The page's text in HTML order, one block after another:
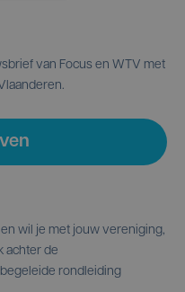
van Focus en WTV met
wil je met jouw vereniging,
achter de
rondleiding